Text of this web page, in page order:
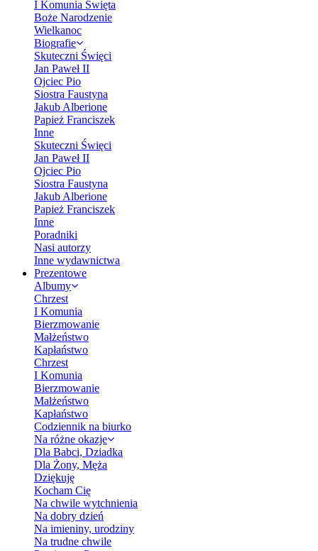
I Komunia Święta
Boże Narodzenie
Wielkanoc
Biografie
Skuteczni Święci
Jan Paweł II
Ojciec Pio
Siostra Faustyna
Jakub Alberione
Papież Franciszek
Inne
Skuteczni Święci
Jan Paweł II
Ojciec Pio
Siostra Faustyna
Jakub Alberione
Papież Franciszek
Inne
Poradniki
Nasi autorzy
Inne wydawnictwa
Prezentowe
Albumy
Chrzest
I Komunia
Bierzmowanie
Małżeństwo
Kapłaństwo
Chrzest
I Komunia
Bierzmowanie
Małżeństwo
Kapłaństwo
Codziennik na biurko
Na różne okazje
Dla Babci, Dziadka
Dla Żony, Męża
Dziękuję
Kocham Cię
Na chwile wytchnienia
Na dobry dzień
Na imieniny, urodziny
Na trudne chwile